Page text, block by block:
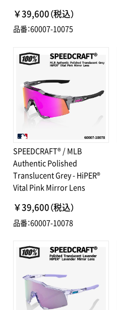
￥39,600（税込）
品番：60007-10075
SPEEDCRAFT® / MLB
Authentic Polished
Translucent Grey - HiPER®
Vital Pink Mirror Lens
￥39,600（税込）
品番：60007-10078